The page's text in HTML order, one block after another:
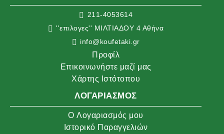
211-4053614
''επιλογες'' ΜΙΛΤΙΑΔΟΥ 4 Αθήνα
info@koufetaki.gr
Προφίλ
Επικοινωνήστε μαζί μας
Χάρτης Ιστότοπου
ΛΟΓΑΡΙΑΣΜΌΣ
O Λογαριασμός μου
Ιστορικό Παραγγελιών